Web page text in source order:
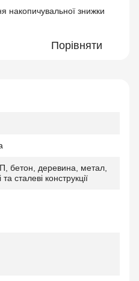
накопичувальної знижки
Порівняти
бетон, деревина, метал,
сталеві конструкції